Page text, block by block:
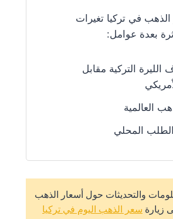
في تركيا تغيرات
بعدة عوامل:
التركية مقابل
العالمية
المحلي
والتحديثات حول أسعار الذهب
زيارة سعر الذهب اليوم في تركيا